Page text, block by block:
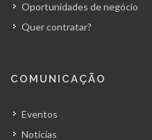
Oportunidades de negócio
Quer contratar?
COMUNICAÇÃO
Eventos
Notícias